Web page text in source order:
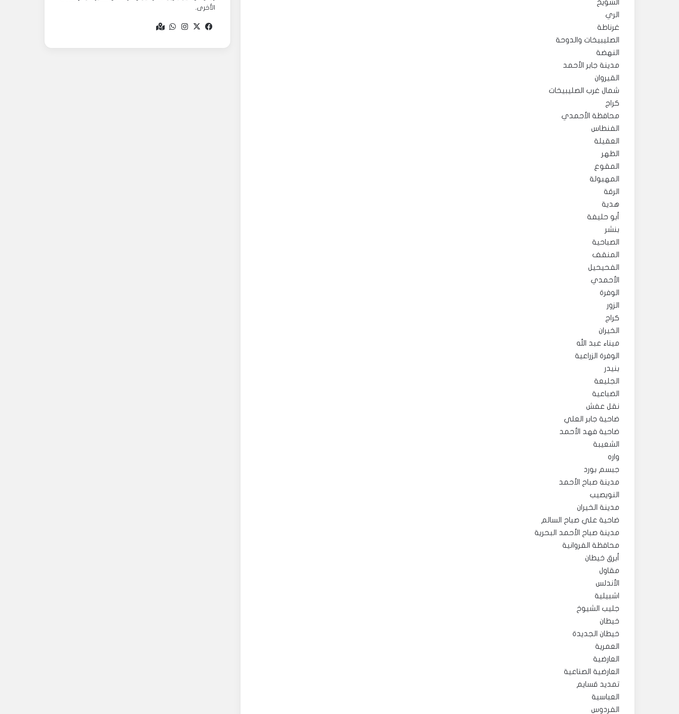
الشويخ
الري
غرناطة
الصليبيخات والدوحة
النهضة
مدينة جابر الأحمد
القيروان
شمال غرب الصليبيخات
كراج
محافظة الأحمدي
الفنطاس
العقيلة
الظهر
المقوع
المهبولة
الرقة
هدية
أبو حليفة
بنشر
الصباحية
المنقف
الفحيحيل
الأحمدي
الوفرة
الزور
كراج
الخيران
ميناء عبد الله
الوفرة الزراعية
بنيدر
الجليعة
الضباعية
نقل عفش
ضاحية جابر العلي
ضاحية فهد الأحمد
الشعيبة
واره
جبسم بورد
مدينة صباح الأحمد
النويصيب
مدينة الخيران
ضاحية علي صباح السالم
مدينة صباح الأحمد البحرية
محافظة الفروانية
أبرق خيطان
مقاول
الأندلس
اشبيلية
جليب الشيوخ
خيطان
خيطان الجديدة
العمرية
العارضية
العارضية الصناعية
تمديد قسايم
العباسية
الفردوس
الأخرى.
فيسبوك
‫X انستقرام
واتساب